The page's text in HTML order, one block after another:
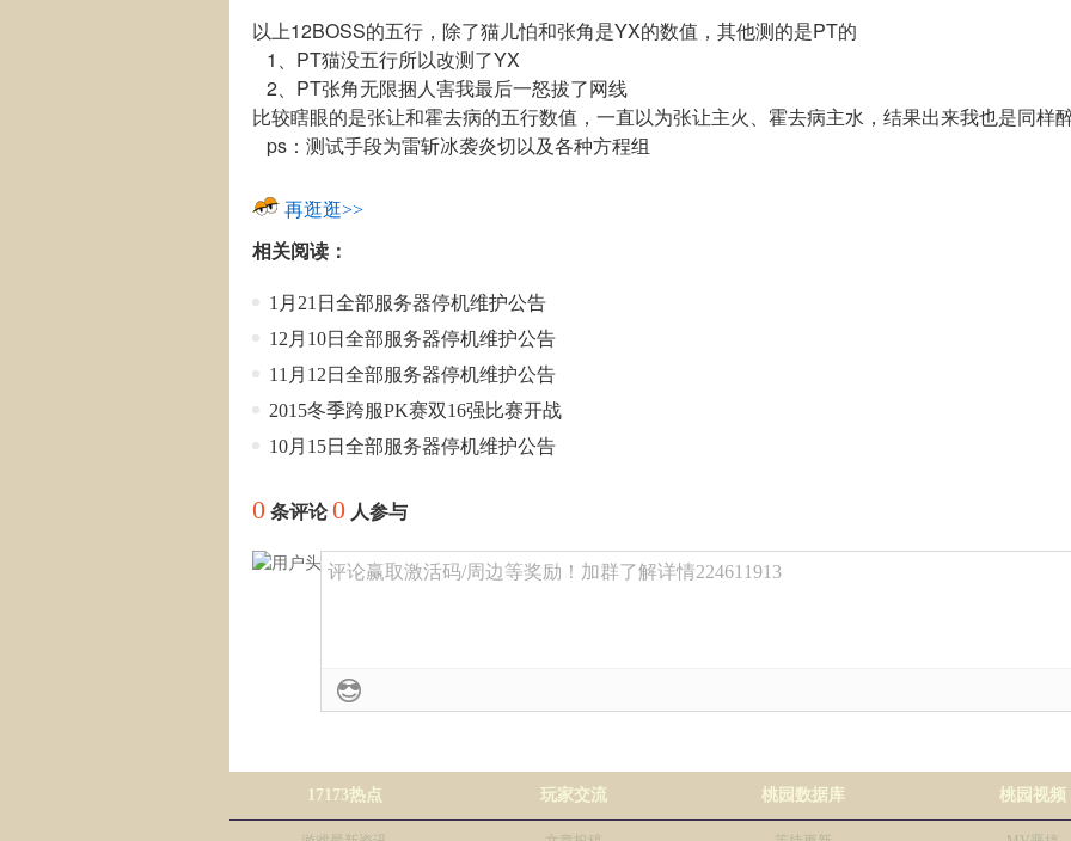
以上12BOSS的五行，除了猫儿怕和张角是YX的数值，其他测的是PT的
1、PT猫没五行所以改测了YX
2、PT张角无限捆人害我最后一怒拔了网线
比较瞎眼的是张让和霍去病的五行数值，一直以为张让主火、霍去病主水，结果出来我也是同样
ps：测试手段为雷斩冰袭炎切以及各种方程组
再逛逛>>
相关阅读：
1月21日全部服务器停机维护公告
12月10日全部服务器停机维护公告
11月12日全部服务器停机维护公告
2015冬季跨服PK赛双16强比赛开战
10月15日全部服务器停机维护公告
0 条评论0 人参与
评论赢取激活码/周边等奖励！加群了解详情224611913
17173热点 玩家交流 桃园数据库 桃园视频